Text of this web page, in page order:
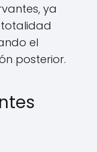
ya
totalidad
el
posterior.